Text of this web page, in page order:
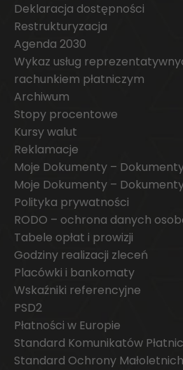
Deklaracja dostępności
Restrukturyzacja
Agenda 2030
Wykaz usług
rachunkiem płatniczym
Archiwum
Stopy procentowe
Kursy walut
Reklamacje
Moje Dokumenty –
Moje Dokumenty –
Polityka prywatności
RODO – ochrona danych
Tabele opłat i prowizji
Godziny realizacji zleceń
Placówki i bankomaty
Wskaźniki referencyjne
PSD2
Płatności w Europie
Standard Komunikatów
Standard Ochrony Małoletnich